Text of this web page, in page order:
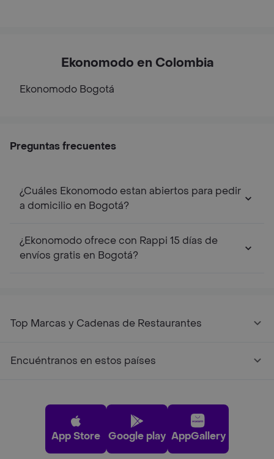
Ekonomodo en Colombia
Ekonomodo Bogotá
Preguntas frecuentes
¿Cuáles Ekonomodo estan abiertos para pedir
a domicilio en Bogotá?
¿Ekonomodo ofrece con Rappi 15 días de
envíos gratis en Bogotá?
Top Marcas y Cadenas de Restaurantes
Encuéntranos en estos países
App Store Google play AppGallery